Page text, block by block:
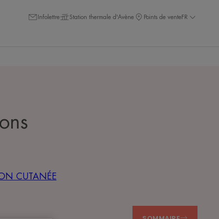
Infolettre Station thermale d'Avène Points de venteFR
CUTANÉE